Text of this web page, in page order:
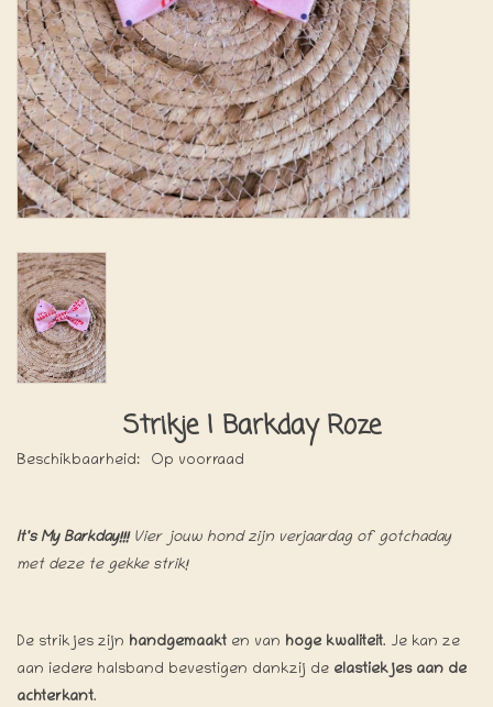
Strikje | Barkday Roze
Beschikbaarheid: Op voorraad
It's My Barkday!!!Vier jouw hond zijn verjaardag of gotchaday
met deze te gekke strik!
De strikjes zijn handgemaakt en van hoge kwaliteit. Je kan ze
aan iedere halsband bevestigen dankzij de elastiekjes aan de
achterkant.